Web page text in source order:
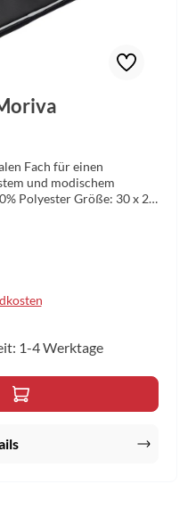
Fach für einen
und modischem
1-4 Werktage
den gewünschten